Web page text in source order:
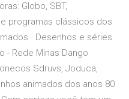
Globo, SBT,
programas clássicos dos
Desenhos e séries
- Rede Minas Dango
Sdruvs, Joduca,
animados dos anos 80